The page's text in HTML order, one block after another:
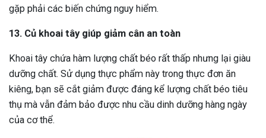
gặp phải các biến chứng nguy hiểm.
13. Củ khoai tây giúp giảm cân an toàn
Khoai tây chứa hàm lượng chất béo rất thấp nhưng lại giàu
dưỡng chất. Sử dụng thực phẩm này trong thực đơn ăn
kiêng, bạn sẽ cắt giảm được đáng kể lượng chất béo tiêu
thụ mà vẫn đảm bảo được nhu cầu dinh dưỡng hàng ngày
của cơ thể.